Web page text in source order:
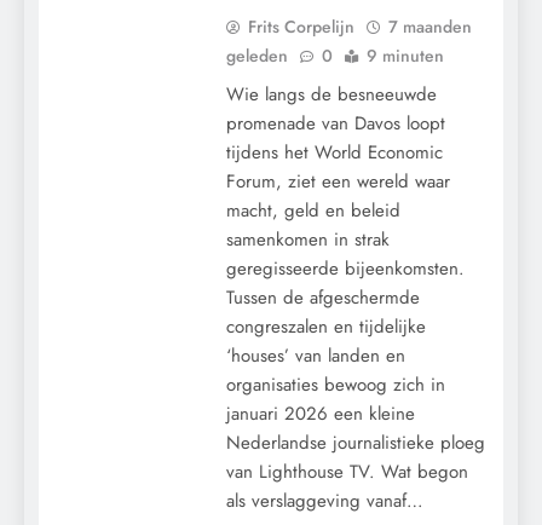
Frits Corpelijn
7 maanden
geleden
0 9 minuten
Wie langs de besneeuwde
promenade van Davos loopt
tijdens het World Economic
Forum, ziet een wereld waar
macht, geld en beleid
samenkomen in strak
geregisseerde bijeenkomsten.
Tussen de afgeschermde
congreszalen en tijdelijke
‘houses’ van landen en
organisaties bewoog zich in
januari 2026 een kleine
Nederlandse journalistieke ploeg
van Lighthouse TV. Wat begon
als verslaggeving vanaf…